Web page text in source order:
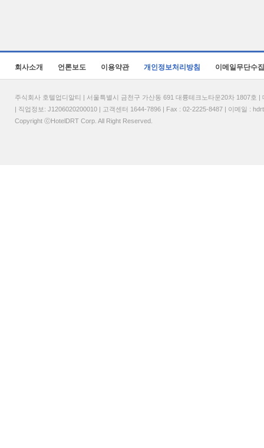
회사소개 언론보도 이용약관 개인정보처리방침 이메일무단수
주식회사 호텔업디알티 | 서울특별시 금천구 가산동 691 대륭테크노타운20차 1807
| 직업정보: J1206020200010 | 고객센터 1644-7896 | Fax : 02-2225-8487 | 이메일 :
Copyright ⓒHotelDRT Corp. All Right Reserved.